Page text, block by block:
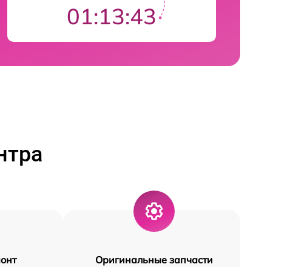
01:13:42
Оригинальные запчасти